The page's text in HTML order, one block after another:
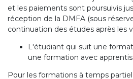
et les paiements sont poursuivis
réception de la DMFA (sous
continuation des études après les
L'étudiant qui suit une
une formation avec
Pour les formations à temps